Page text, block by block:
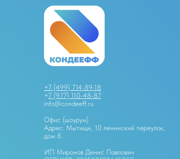
+7 (499) 714-89-18
+7 (977) 110-48-87
info@condeeff.ru
Офис (шоурум)
Адрес: Мытищи, 10 ленинский переулок,
дом 8.
ИП Миронов Денис Павлович